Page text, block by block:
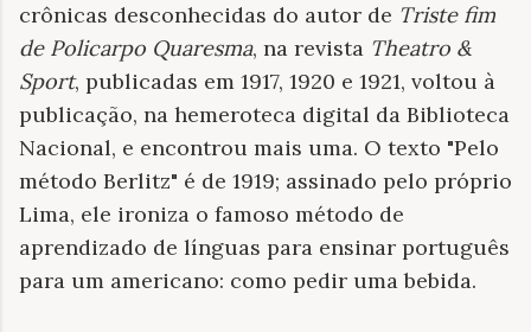
crônicas desconhecidas do autor de Triste fim
de Policarpo Quaresma, na revista Theatro &
Sport, publicadas em 1917, 1920 e 1921, voltou à
publicação, na hemeroteca digital da Biblioteca
Nacional, e encontrou mais uma. O texto "Pelo
método Berlitz" é de 1919; assinado pelo próprio
Lima, ele ironiza o famoso método de
aprendizado de línguas para ensinar português
para um americano: como pedir uma bebida.